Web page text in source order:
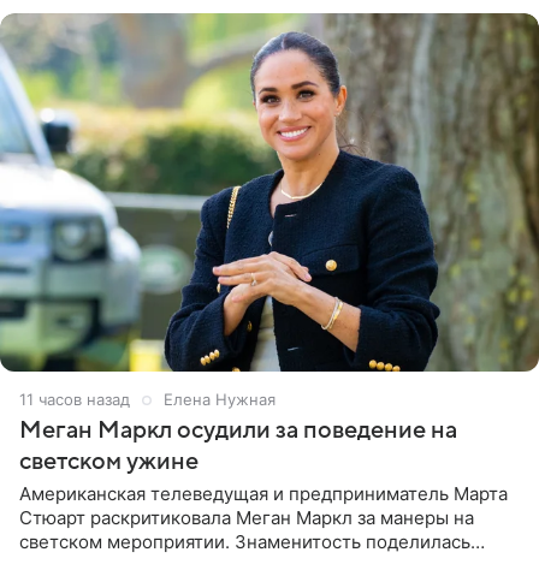
11 часов назад Елена Нужная
Меган Маркл осудили за поведение на
светском ужине
Американская телеведущая и предприниматель Марта
Стюарт раскритиковала Меган Маркл за манеры на
светском мероприятии. Знаменитость поделилась